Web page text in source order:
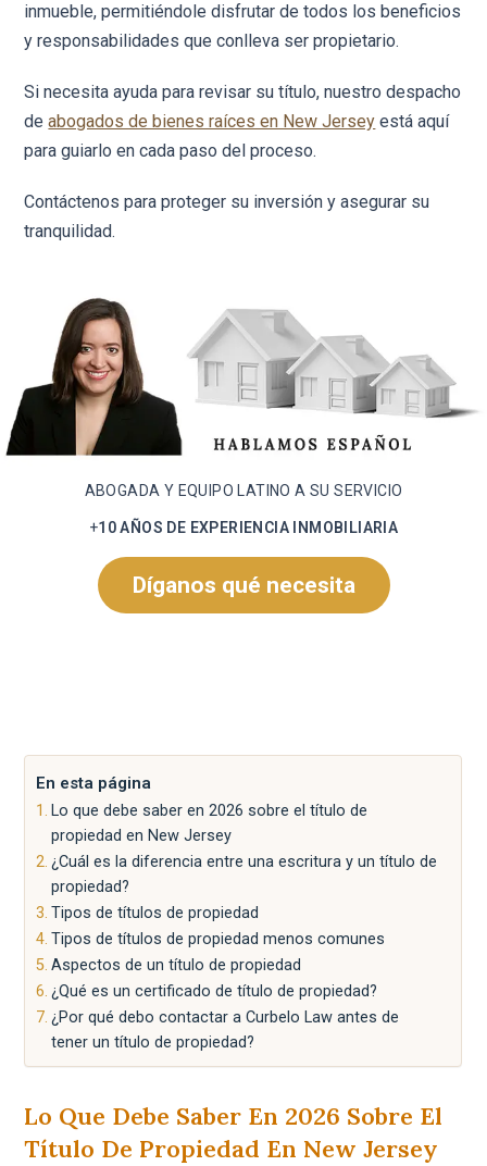
inmueble, permitiéndole disfrutar de todos los beneficios
y responsabilidades que conlleva ser propietario.
Si necesita ayuda para revisar su título, nuestro despacho
deabogados de bienes raíces en New Jersey está aquí
para guiarlo en cada paso del proceso.
Contáctenos para proteger su inversión y asegurar su
tranquilidad.
ABOGADA Y EQUIPO LATINO A SU SERVICIO
+10 AÑOS DE EXPERIENCIA INMOBILIARIA
Díganos qué necesita
En esta página
Lo que debe saber en 2026 sobre el título de
propiedad en New Jersey
¿Cuál es la diferencia entre una escritura y un título de
propiedad?
Tipos de títulos de propiedad
Tipos de títulos de propiedad menos comunes
Aspectos de un título de propiedad
¿Qué es un certificado de título de propiedad?
¿Por qué debo contactar a Curbelo Law antes de
tener un título de propiedad?
Lo Que Debe Saber En 2026 Sobre El
Título De Propiedad En New Jersey